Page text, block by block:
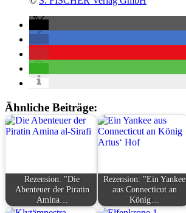
Ähnliche Beiträge:
Rezension: "Die
Abenteuer der Piratin
Amina…
Rezension: "Ein Yankee
aus Connecticut an
König…